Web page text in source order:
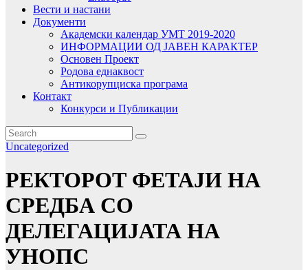
Вести и настани
Документи
Академски календар УМТ 2019-2020
ИНФОРМАЦИИ ОД ЈАВЕН КАРАКТЕР
Основен Проект
Родова еднаквост
Антикорупциска програма
Контакт
Конкурси и Публикации
Uncategorized
РЕКТОРОТ ФЕТАЈИ НА
СРЕДБА СО
ДЕЛЕГАЦИЈАТА НА
УНОПС